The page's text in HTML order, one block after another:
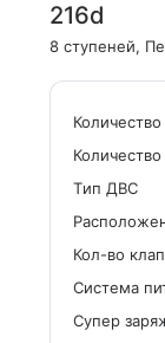
216d
8 ступеней,
Tип ДВС
Кол-во
Система
Cупер